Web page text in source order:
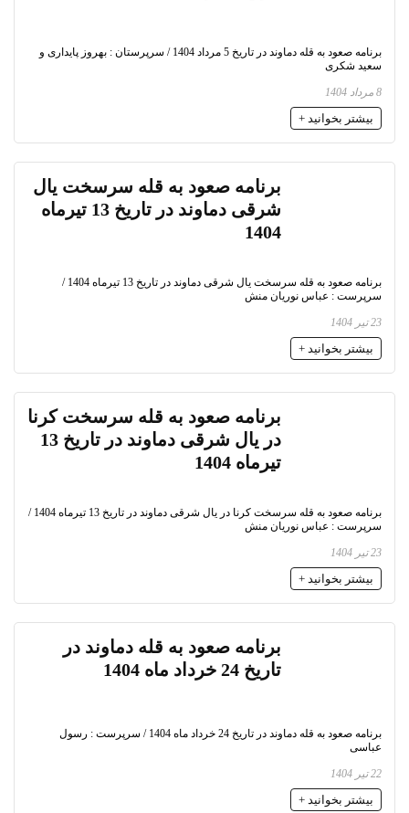
برنامه صعود به قله دماوند در تاریخ 5 مرداد 1404 / سرپرستان : بهروز پایداری و
سعید شکری
8 مرداد 1404
بیشتر بخوانید +
برنامه صعود به قله سرسخت یال
شرقی دماوند در تاریخ 13 تیرماه
1404
برنامه صعود به قله سرسخت یال شرقی دماوند در تاریخ 13 تیرماه 1404 /
سرپرست : عباس نوریان منش
23 تیر 1404
بیشتر بخوانید +
برنامه صعود به قله سرسخت کرنا
در یال شرقی دماوند در تاریخ 13
تیرماه 1404
برنامه صعود به قله سرسخت کرنا در یال شرقی دماوند در تاریخ 13 تیرماه 1404 /
سرپرست : عباس نوریان منش
23 تیر 1404
بیشتر بخوانید +
برنامه صعود به قله دماوند در
تاریخ 24 خرداد ماه 1404
برنامه صعود به قله دماوند در تاریخ 24 خرداد ماه 1404 / سرپرست : رسول
عباسی
22 تیر 1404
بیشتر بخوانید +